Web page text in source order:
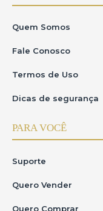
Quem Somos
Fale Conosco
Termos de Uso
Dicas de segurança
PARA VOCÊ
Suporte
Quero Vender
Quero Comprar